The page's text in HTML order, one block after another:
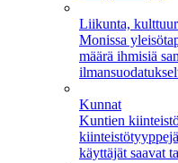
Liikunta,
Monissa
määrä ihmisiä
Kunnat
Kuntien
käyttäjät saavat